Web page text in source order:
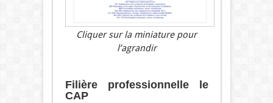
Cliquer sur la miniature pour
l’agrandir
Filière professionnelle le
CAP